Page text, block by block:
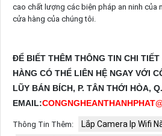
cao chất lượng các biện pháp an ninh của
cửa hàng của chúng tôi.
ĐỂ BIẾT THÊM THÔNG TIN CHI
HÀNG CÓ THỂ LIÊN HỆ NGAY VỚI
LŨY BÁN BÍCH, P. TÂN THỚI HÒA,
EMAIL:
Thông Tin Thêm: Lắp Camera Ip Wifi